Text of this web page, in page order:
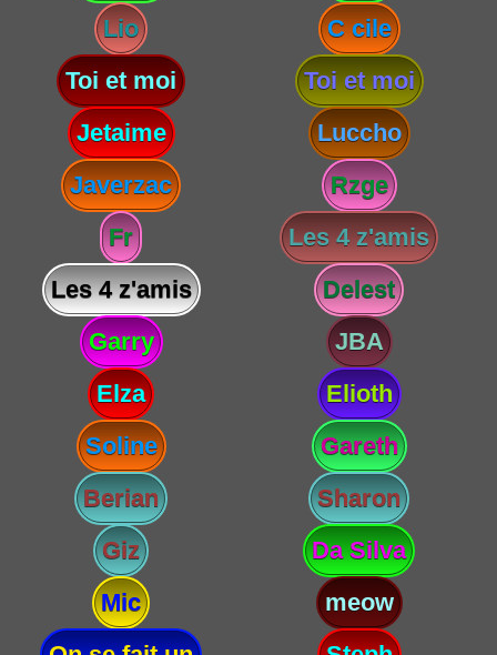
Lio
C cile
Toi et moi
Toi et moi
Jetaime
Luccho
Javerzac
Rzge
Fr
Les 4 z'amis
Les 4 z'amis
Delest
Garry
JBA
Elza
Elioth
Soline
Gareth
Berian
Sharon
Giz
Da Silva
Mic
meow